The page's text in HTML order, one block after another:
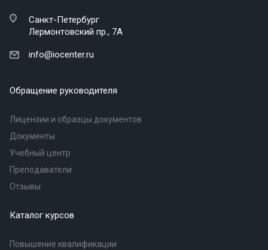
Санкт-Петербург
Лермонтовский пр., 7А
info@iocenter.ru
Обращение руководителя
Лицензии и образцы документов
Документы
Учебный центр
Преподаватели
Отзывы
Каталог курсов
Повышение квалификации